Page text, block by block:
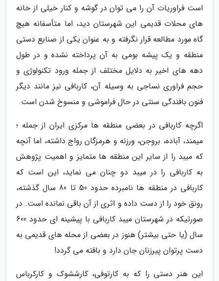
است فراوریات آن را می توان در گوشه و کنار خیلی از خانه
های محلات قدیمی این شهرستان دید، اما متأسفانه هیچ
گاه مورد مطالعه قرار نگرفته و به عنوان یکی از صنایع دستی
منطقه و یک پیشه بومی به آن پرداخته نشده و در طول
دهه های اخیر به دلایل مختلف از جمله ورود تکنولوژی و
حجم فراوری نساجی به وسیله آن، کاربافی نیز مانند دیگر
فنون بافندگی سنتی در حال فراموشی و منسوخ شدن است.
اگرچه کاربافی در بعضی منطقه ها مرکزی ایران از جمله ؛
میمند، آباده، بروجن، ورزنه و هرمزگان رواج داشته، اما آنچه
که میبد را از سایر این منطقه ها متمایز و اهمیت پژوهش
به کاربافی را در میبد دو چنان می نماید، این است که
کاربافی در منطقه ها نامبرده حدود 50 تا 80 سال گذشته،
رونق خود را از دست داده و اثری از آن باقی نمانده است. در
صورتیکه در شهرستان میبد کاربافی با پیشینه ای حدود 600
سال (یا حتی بیشتر) هنوز در بعضی از محله های قدیمی به
دست پرتوان پیرزنان جان دارد و بافته می گردد!
این هنر دستی را که به کارتوفی، کارششوک و کارکرباس